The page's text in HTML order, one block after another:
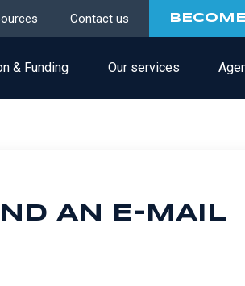
Contact us
& Funding Our services
AN E-MAIL